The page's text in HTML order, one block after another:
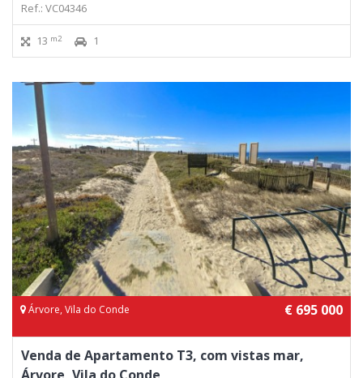
Ref.: VC04346
13 m2 1
Árvore, Vila do Conde € 695 000
Venda de Apartamento T3, com vistas mar,